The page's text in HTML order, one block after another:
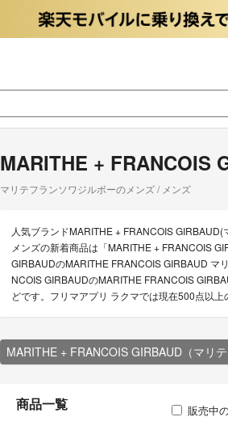
MARITHE + FRANCOIS
マリテフランソワジルボーのメンズ / メンズ
人気ブランドMARITHE + FRANCOIS
メンズの新着商品は「MARITHE + FRANCOIS
GIRBAUDのMARITHE FRANCOIS GIRBAUD マ
NCOIS GIRBAUDのMARITHE FRANCOIS
どです。フリマアプリ ラクマでは現在500点以
MARITHE + FRANCOIS GIRBAUD（マリ
商品一覧 販売中